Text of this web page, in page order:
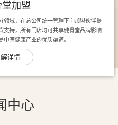
堂加盟
领域，在总公司统一管理下向加盟伙伴提
支持，所有门店均可共享健骨堂品牌影响
中医健康产业的优质渠道。
解详情
中心